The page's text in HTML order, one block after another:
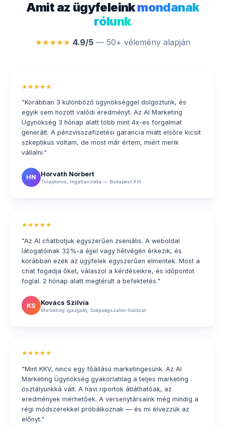
Amit az ügyfeleinkmondanak
rólunk
★★★★★ 4.9/5 — 50+ vélemény alapján
★★★★★
"Korábban 3 különböző ügynökséggel dolgoztunk, és
egyik sem hozott valódi eredményt. Az AI Marketing
Ügynökség 3 hónap alatt több mint 4x-es forgalmat
generált. A pénzvisszafizetési garancia miatt elsőre kicsit
szkeptikus voltam, de most már értem, miért merik
vállalni."
HN Horváth Norbert
Tulajdonos, Ingatlaniroda — Budapest XIII.
★★★★★
"Az AI chatbotjuk egyszerűen zseniális. A weboldal
látogatóinak 32%-a éjjel vagy hétvégén érkezik, és
korábban ezek az ügyfelek egyszerűen elmentek. Most a
chat fogadja őket, válaszol a kérdéseikre, és időpontot
foglal. 2 hónap alatt megtérült a befektetés."
KS Kovács Szilvia
Marketing igazgató, Szépségszalon-hálózat
★★★★★
"Mint KKV, nincs egy főállású marketingesünk. Az AI
Marketing Ügynökség gyakorlatilag a teljes marketing
osztályunkká vált. A havi riportok átláthatóak, az
eredmények mérhetőek. A versenytársaink még mindig a
régi módszerekkel próbálkoznak — és mi élvezzük az
előnyt."